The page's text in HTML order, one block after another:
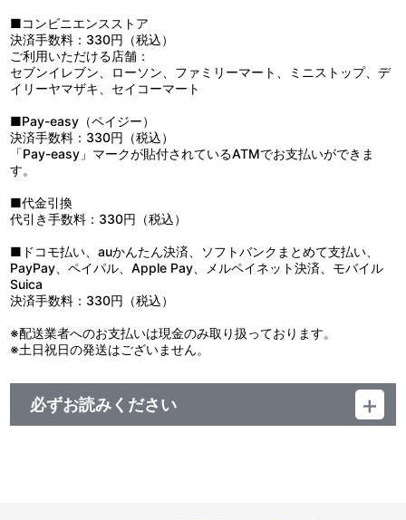
■コンビニエンスストア
決済手数料：330円（税込）
ご利用いただける店舗：
セブンイレブン、ローソン、ファミリーマート、ミニストップ、デ
イリーヤマザキ、セイコーマート
■Pay-easy（ペイジー）
決済手数料：330円（税込）
「Pay-easy」マークが貼付されているATMでお支払いができま
す。
■代金引換
代引き手数料：330円（税込）
■ドコモ払い、auかんたん決済、ソフトバンクまとめて支払い、
PayPay、ペイパル、Apple Pay、メルペイネット決済、モバイル
Suica
決済手数料：330円（税込）
※配送業者へのお支払いは現金のみ取り扱っております。
※土日祝日の発送はございません。
必ずお読みください